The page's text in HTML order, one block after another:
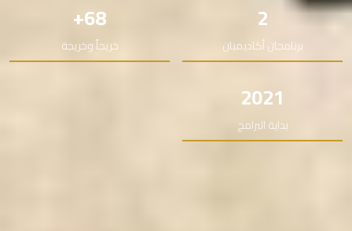
2
برنامجان أكاديميان
68+
خريجاً وخريجة
2021
بداية البرامج